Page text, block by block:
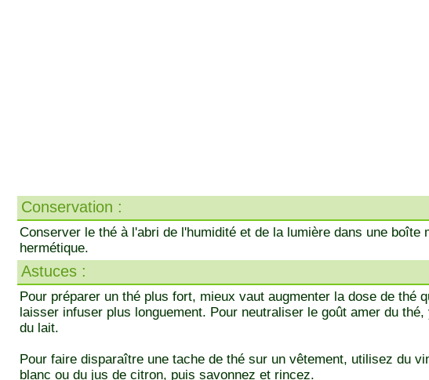
Conservation :
Conserver le thé à l'abri de l'humidité et de la lumière dans une boîte
hermétique.
Astuces :
Pour préparer un thé plus fort, mieux vaut augmenter la dose de thé
laisser infuser plus longuement. Pour neutraliser le goût amer du thé,
du lait.
Pour faire disparaître une tache de thé sur un vêtement, utilisez du
blanc ou du jus de citron, puis savonnez et rincez.